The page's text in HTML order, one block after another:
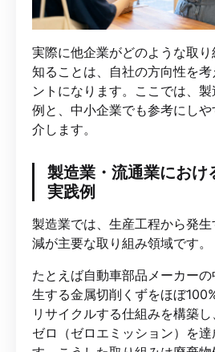
実際に他企業がどのような取
知ることは、自社の方向性を
ントになります。ここでは、
例と、中小企業でも参考にし
介します。
製造業・流通業におけ
実践例
製造業では、生産工程から発
減が主要な取り組み領域です。
たとえば自動車部品メーカー
生する金属切削くずをほぼ
リサイクルする仕組みを構築
ゼロ（ゼロエミッション）を